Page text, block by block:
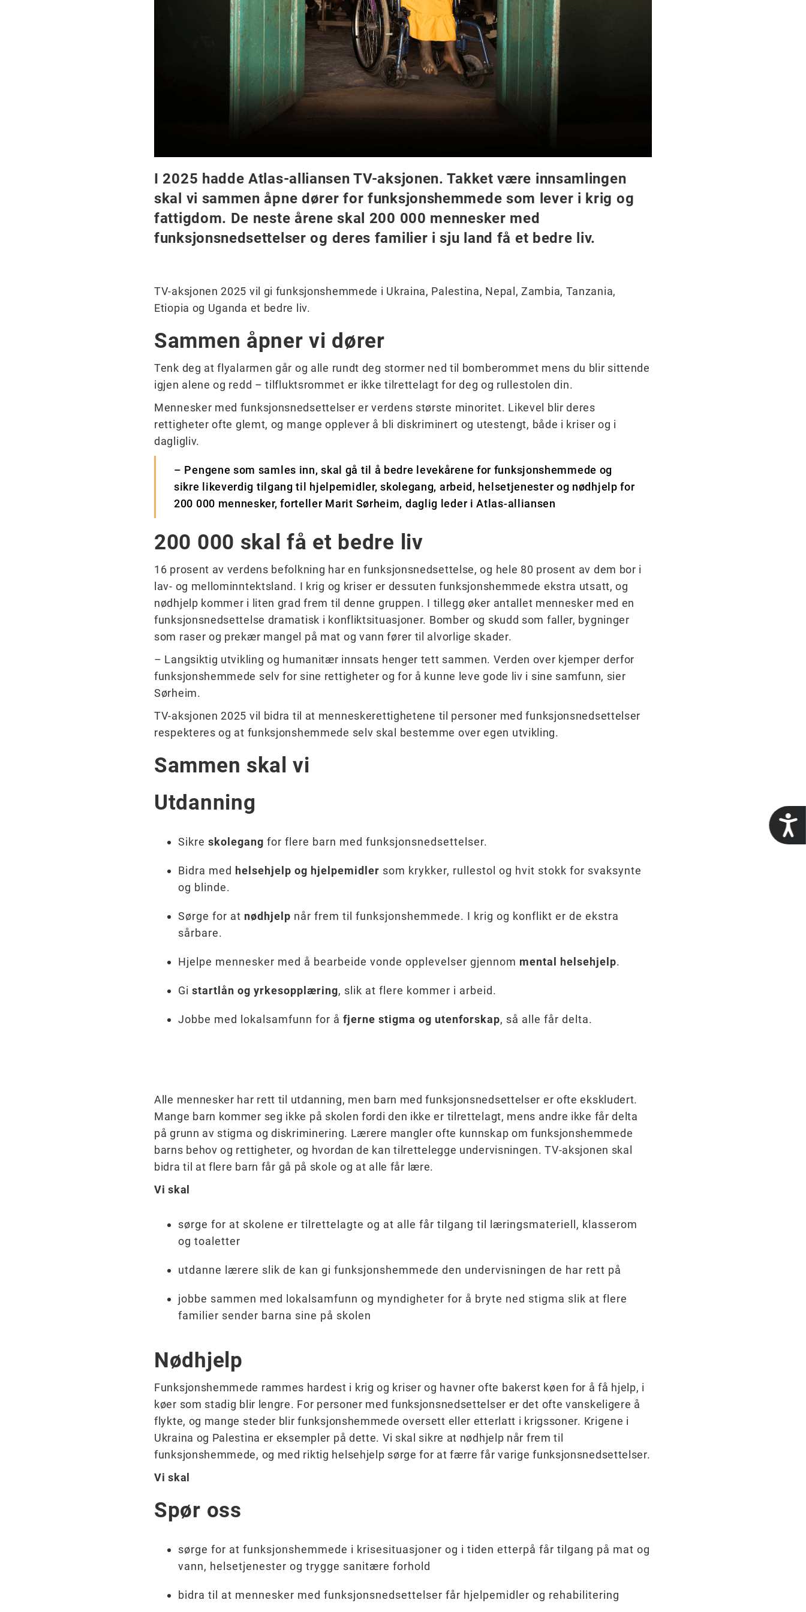
I 2025 hadde Atlas-alliansen TV-aksjonen. Takket være innsamlingen
skal vi sammen åpne dører for funksjonshemmede som lever i krig og
fattigdom. De neste årene skal 200 000 mennesker med
funksjonsnedsettelser og deres familier i sju land få et bedre liv.
TV-aksjonen 2025 vil gi funksjonshemmede i Ukraina, Palestina, Nepal, Zambia, Tanzania,
Etiopia og Uganda et bedre liv.
Sammen åpner vi dører
Tenk deg at flyalarmen går og alle rundt deg stormer ned til bomberommet mens du blir sittende
igjen alene og redd – tilfluktsrommet er ikke tilrettelagt for deg og rullestolen din.
Mennesker med funksjonsnedsettelser er verdens største minoritet. Likevel blir deres
rettigheter ofte glemt, og mange opplever å bli diskriminert og utestengt, både i kriser og i
dagligliv.
– Pengene som samles inn, skal gå til å bedre levekårene for funksjonshemmede og
sikre likeverdig tilgang til hjelpemidler, skolegang, arbeid, helsetjenester og nødhjelp for
200 000 mennesker, forteller Marit Sørheim, daglig leder i Atlas-alliansen
200 000 skal få et bedre liv
16 prosent av verdens befolkning har en funksjonsnedsettelse, og hele 80 prosent av dem bor i
lav- og mellominntektsland. I krig og kriser er dessuten funksjonshemmede ekstra utsatt, og
nødhjelp kommer i liten grad frem til denne gruppen. I tillegg øker antallet mennesker med en
funksjonsnedsettelse dramatisk i konfliktsituasjoner. Bomber og skudd som faller, bygninger
som raser og prekær mangel på mat og vann fører til alvorlige skader.
– Langsiktig utvikling og humanitær innsats henger tett sammen. Verden over kjemper derfor
funksjonshemmede selv for sine rettigheter og for å kunne leve gode liv i sine samfunn, sier
Sørheim.
TV-aksjonen 2025 vil bidra til at menneskerettighetene til personer med funksjonsnedsettelser
respekteres og at funksjonshemmede selv skal bestemme over egen utvikling.
Sammen skal vi
Utdanning
Sikre skolegang for flere barn med funksjonsnedsettelser.
Bidra med helsehjelp og hjelpemidler som krykker, rullestol og hvit stokk for svaksynte
og blinde.
Sørge for at nødhjelp når frem til funksjonshemmede. I krig og konflikt er de ekstra
sårbare.
Hjelpe mennesker med å bearbeide vonde opplevelser gjennom mental helsehjelp.
Gi startlån og yrkesopplæring, slik at flere kommer i arbeid.
Jobbe med lokalsamfunn for å fjerne stigma og utenforskap, så alle får delta.
Alle mennesker har rett til utdanning, men barn med funksjonsnedsettelser er ofte ekskludert.
Mange barn kommer seg ikke på skolen fordi den ikke er tilrettelagt, mens andre ikke får delta
på grunn av stigma og diskriminering. Lærere mangler ofte kunnskap om funksjonshemmede
barns behov og rettigheter, og hvordan de kan tilrettelegge undervisningen. TV-aksjonen skal
bidra til at flere barn får gå på skole og at alle får lære.
Vi skal
sørge for at skolene er tilrettelagte og at alle får tilgang til læringsmateriell, klasserom
og toaletter
utdanne lærere slik de kan gi funksjonshemmede den undervisningen de har rett på
jobbe sammen med lokalsamfunn og myndigheter for å bryte ned stigma slik at flere
familier sender barna sine på skolen
Nødhjelp
Funksjonshemmede rammes hardest i krig og kriser og havner ofte bakerst køen for å få hjelp, i
køer som stadig blir lengre. For personer med funksjonsnedsettelser er det ofte vanskeligere å
flykte, og mange steder blir funksjonshemmede oversett eller etterlatt i krigssoner. Krigene i
Ukraina og Palestina er eksempler på dette. Vi skal sikre at nødhjelp når frem til
funksjonshemmede, og med riktig helsehjelp sørge for at færre får varige funksjonsnedsettelser.
Vi skal
Spør oss
sørge for at funksjonshemmede i krisesituasjoner og i tiden etterpå får tilgang på mat og
vann, helsetjenester og trygge sanitære forhold
bidra til at mennesker med funksjonsnedsettelser får hjelpemidler og rehabilitering